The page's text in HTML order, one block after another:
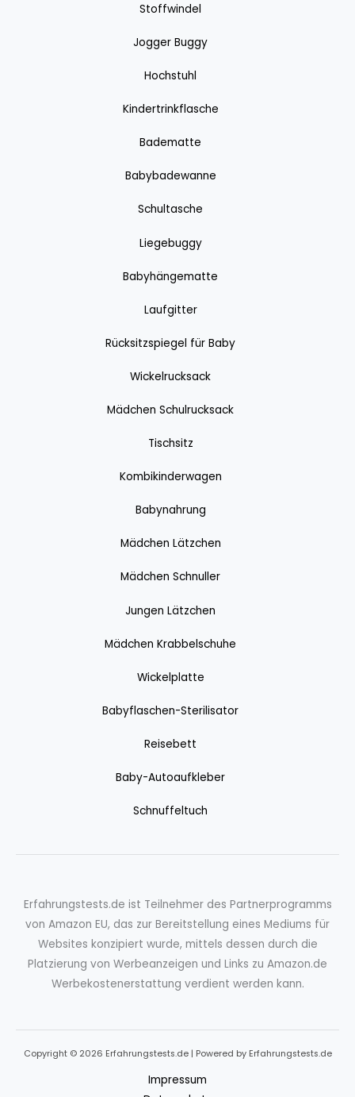
Stoffwindel
Jogger Buggy
Hochstuhl
Kindertrinkflasche
Badematte
Babybadewanne
Schultasche
Liegebuggy
Babyhängematte
Laufgitter
Rücksitzspiegel für Baby
Wickelrucksack
Mädchen Schulrucksack
Tischsitz
Kombikinderwagen
Babynahrung
Mädchen Lätzchen
Mädchen Schnuller
Jungen Lätzchen
Mädchen Krabbelschuhe
Wickelplatte
Babyflaschen-Sterilisator
Reisebett
Baby-Autoaufkleber
Schnuffeltuch
Erfahrungstests.de ist Teilnehmer des Partnerprogramms
von Amazon EU, das zur Bereitstellung eines Mediums für
Websites konzipiert wurde, mittels dessen durch die
Platzierung von Werbeanzeigen und Links zu Amazon.de
Werbekostenerstattung verdient werden kann.
Copyright © 2026 Erfahrungstests.de | Powered by Erfahrungstests.de
Impressum